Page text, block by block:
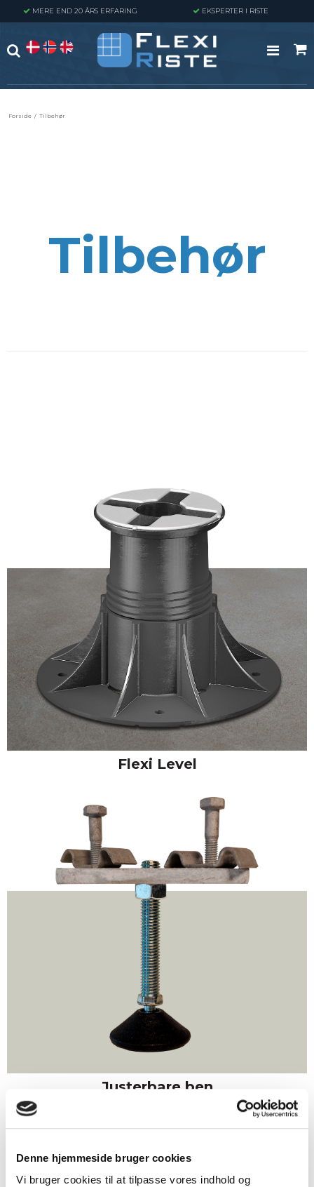
Denne hjemmeside bruger cookies
Vi bruger cookies til at tilpasse vores indhold og
MERE END 20 ÅRS ERFARING EKSPERTER I RISTE
Forside / Tilbehør
Tilbehør
Flexi Level
Justerbare ben